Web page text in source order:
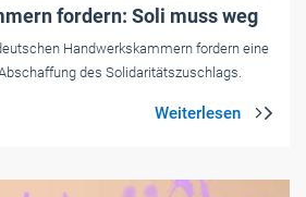
fordern: Soli muss weg
Handwerkskammern fordern eine
des Solidaritätszuschlags.